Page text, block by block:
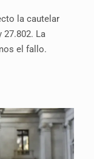
la cautelar
27.802. La
el fallo.